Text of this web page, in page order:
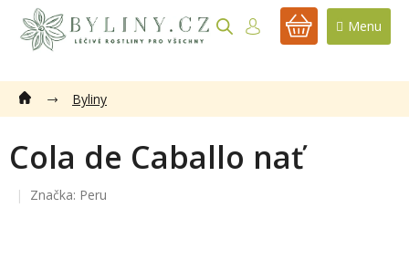
obsah
NÁKUPNÍ
Byliny
Cola de Caballo nať
Značka: Peru